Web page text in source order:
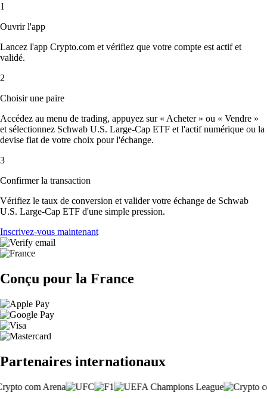
1
Ouvrir l'app
Lancez l'app Crypto.com et vérifiez que votre compte est actif et
validé.
2
Choisir une paire
Accédez au menu de trading, appuyez sur « Acheter » ou « Vendre »
et sélectionnez Schwab U.S. Large-Cap ETF et l'actif numérique ou la
devise fiat de votre choix pour l'échange.
3
Confirmer la transaction
Vérifiez le taux de conversion et valider votre échange de Schwab
U.S. Large-Cap ETF d'une simple pression.
Inscrivez-vous maintenant
Conçu pour la France
Partenaires internationaux